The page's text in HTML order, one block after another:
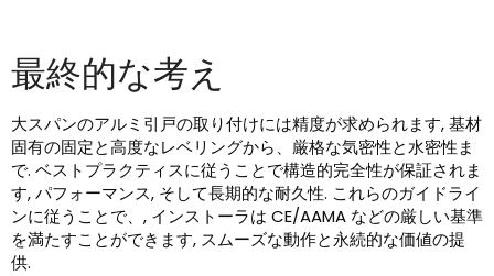
最終的な考え
大スパンのアルミ引戸の取り付けには精度が求められます, 基材
固有の固定と高度なレベリングから、厳格な気密性と水密性ま
で. ベストプラクティスに従うことで構造的完全性が保証されま
す, パフォーマンス, そして長期的な耐久性. これらのガイドライ
ンに従うことで、, インストーラは CE/AAMA などの厳しい基準
を満たすことができます, スムーズな動作と永続的な価値の提
供.